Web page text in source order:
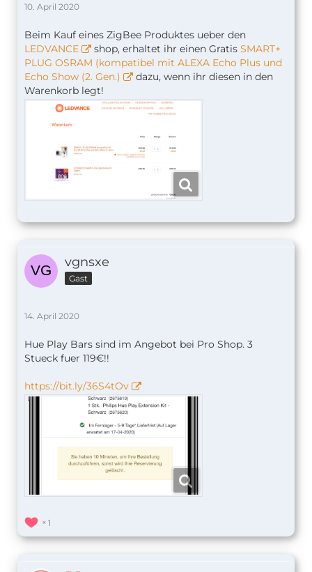
10. April 2020
Beim Kauf eines ZigBee Produktes ueber den
LEDVANCE
shop, erhaltet ihr einen Gratis SMART+
PLUG OSRAM (kompatibel mit ALEXA Echo Plus und
Echo Show (2. Gen.)
dazu, wenn ihr diesen in den
Warenkorb legt!
vgnsxe
Gast
14. April 2020
Hue Play Bars sind im Angebot bei Pro Shop. 3
Stueck fuer 119€!!
https://bit.ly/36S4tOv
1